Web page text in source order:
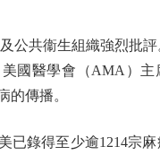
公共衞生組織強烈批評
國醫學會（AMA）主
傳播。
錄得至少逾1214宗麻